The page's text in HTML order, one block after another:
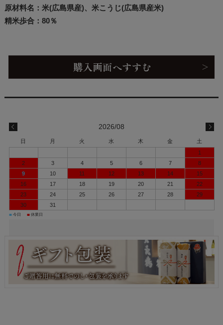
原材料名：米(広島県産)、米こうじ(広島県産米)
精米歩合：80％
2026/08
日 月 火 水 木 金
土
1
2
3 4 5 6 7
8
9
10 11 12 13 14
15
16
17 18 19 20 21
22
23
24 25 26 27 28
29
30
31
■ 今日 ■ 休業日